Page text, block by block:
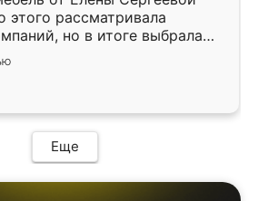
этого рассматривала
но в итоге выбрала
условия, потом
всё спокойно объяснил
Изготовили в срок, с
встала на свое место без
Качеством осталась
выглядит так, как и ожидала.
Еще